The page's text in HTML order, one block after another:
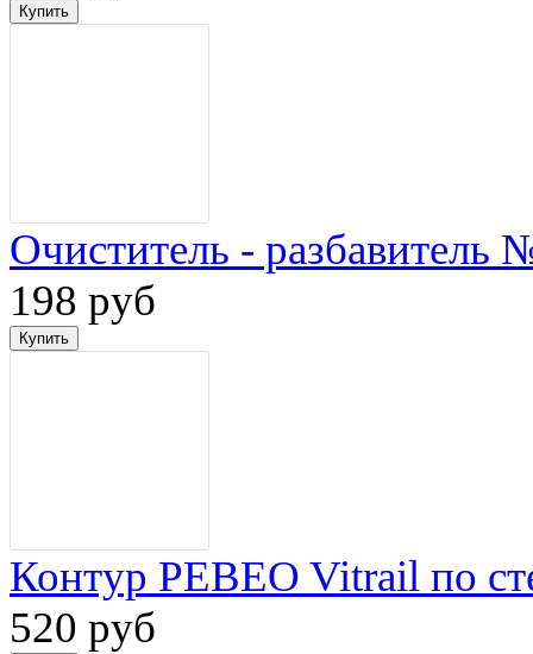
Очиститель - разбавитель
198 руб
Контур PEBEO Vitrail по
520 руб